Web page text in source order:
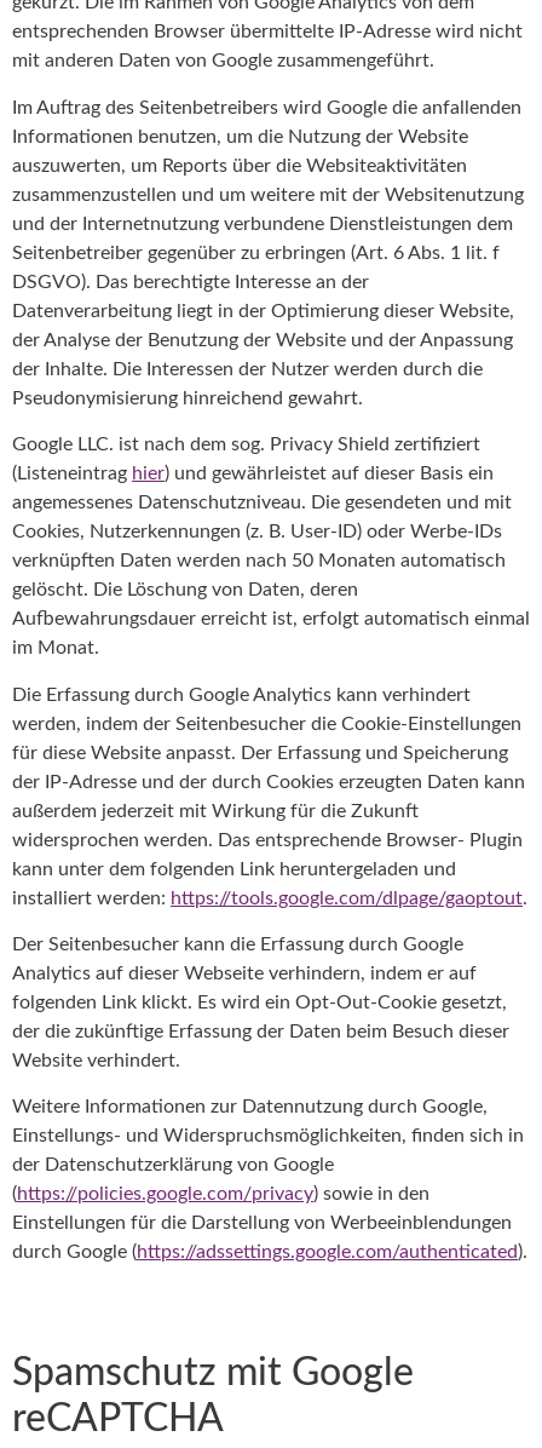
entsprechenden Browser übermittelte IP-Adresse wird nicht
mit anderen Daten von Google zusammengeführt.
Im Auftrag des Seitenbetreibers wird Google die anfallenden
Informationen benutzen, um die Nutzung der Website
auszuwerten, um Reports über die Websiteaktivitäten
zusammenzustellen und um weitere mit der Websitenutzung
und der Internetnutzung verbundene Dienstleistungen dem
Seitenbetreiber gegenüber zu erbringen (Art. 6 Abs. 1 lit. f
DSGVO). Das berechtigte Interesse an der
Datenverarbeitung liegt in der Optimierung dieser Website,
der Analyse der Benutzung der Website und der Anpassung
der Inhalte. Die Interessen der Nutzer werden durch die
Pseudonymisierung hinreichend gewahrt.
Google LLC. ist nach dem sog. Privacy Shield zertifiziert
(Listeneintrag hier) und gewährleistet auf dieser Basis ein
angemessenes Datenschutzniveau. Die gesendeten und mit
Cookies, Nutzerkennungen (z. B. User-ID) oder Werbe-IDs
verknüpften Daten werden nach 50 Monaten automatisch
gelöscht. Die Löschung von Daten, deren
Aufbewahrungsdauer erreicht ist, erfolgt automatisch einmal
im Monat.
Die Erfassung durch Google Analytics kann verhindert
werden, indem der Seitenbesucher die Cookie-Einstellungen
für diese Website anpasst. Der Erfassung und Speicherung
der IP-Adresse und der durch Cookies erzeugten Daten kann
außerdem jederzeit mit Wirkung für die Zukunft
widersprochen werden. Das entsprechende Browser- Plugin
kann unter dem folgenden Link heruntergeladen und
installiert werden: https://tools.google.com/dlpage/gaoptout.
Der Seitenbesucher kann die Erfassung durch Google
Analytics auf dieser Webseite verhindern, indem er auf
folgenden Link klickt. Es wird ein Opt-Out-Cookie gesetzt,
der die zukünftige Erfassung der Daten beim Besuch dieser
Website verhindert.
Weitere Informationen zur Datennutzung durch Google,
Einstellungs- und Widerspruchsmöglichkeiten, finden sich in
der Datenschutzerklärung von Google
(https://policies.google.com/privacy) sowie in den
Einstellungen für die Darstellung von Werbeeinblendungen
durch Google (https://adssettings.google.com/authenticated).
Spamschutz mit Google
reCAPTCHA